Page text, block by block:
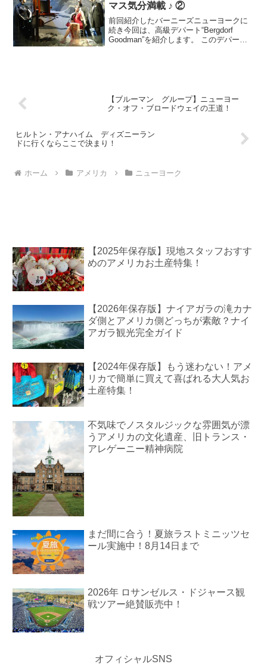
マス気分満載 ♪ ②
前回紹介したバーニーズニューヨークに
続き今回は、高級デパート“Bergdorf
Goodman”を紹介します。 このデパート
【ブルーマン グループ】ニューヨー
ク・オフ・ブロードウェイの王道！
ヒルトン・アナハイム ディズニーラン
ドに行くならここで決まり！
ホーム アメリカ ニューヨーク
【2025年保存版】現地スタッフおすす
めのアメリカお土産特集！
【2026年保存版】ナイアガラの滝カナ
ダ側とアメリカ側どっちが素敵？ナイ
アガラ観光完全ガイド
【2024年保存版】もう迷わない！アメ
リカで簡単に買えて喜ばれる大人気お
土産特集！
不気味でノスタルジックな雰囲気が漂
うアメリカの文化遺産、旧トランス・
アレゲーニー精神病院
まだ間に合う！夏旅ラストミニッツセ
ール実施中！8月14日まで
2026年 ロサンゼルス・ドジャース観
戦ツアー絶賛販売中！
オフィシャルSNS